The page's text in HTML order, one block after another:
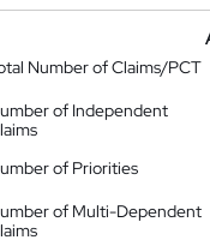
Number of Claims/PCT
of Independent
of Priorities
of Multi-Dependent